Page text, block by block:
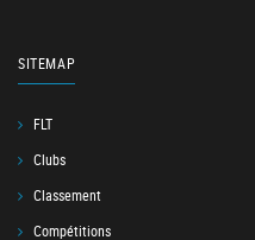
SITEMAP
FLT
Clubs
Classement
Compétitions